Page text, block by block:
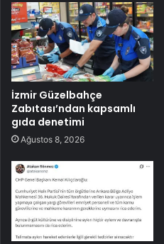
İzmir Güzelbahçe
Zabıtası’ndan kapsamlı
gıda denetimi
Ağustos 8, 2026